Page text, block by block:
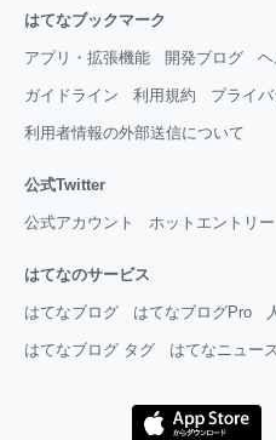
はてなブックマーク
アプリ・拡張機能 開発ブログ
ガイドライン 利用規約 プライ
利用者情報の外部送信について
公式Twitter
公式アカウント ホットエントリー
はてなのサービス
はてなブログ はてなブログPro
はてなブログ タグ はてなニュース